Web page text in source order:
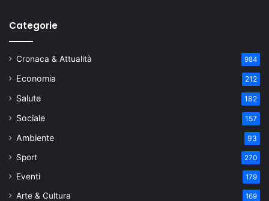
Categorie
Cronaca & Attualità 984
Economia 212
Salute 182
Sociale 157
Ambiente 93
Sport 270
Eventi 179
Arte & Cultura 169